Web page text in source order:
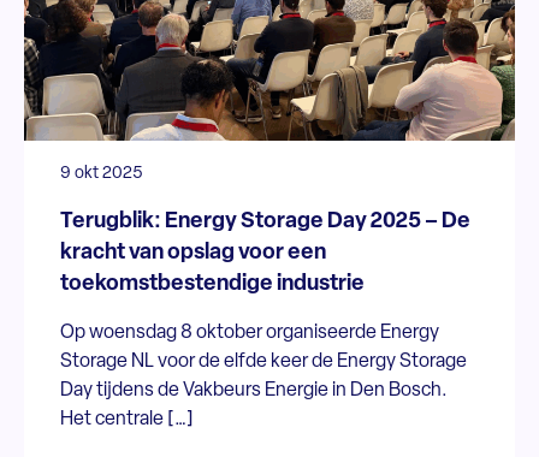
9 okt 2025
Terugblik: Energy Storage Day 2025 – De
kracht van opslag voor een
toekomstbestendige industrie
Op woensdag 8 oktober organiseerde Energy
Storage NL voor de elfde keer de Energy Storage
Day tijdens de Vakbeurs Energie in Den Bosch.
Het centrale […]